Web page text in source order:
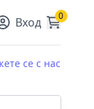
Вход 0
се с нас